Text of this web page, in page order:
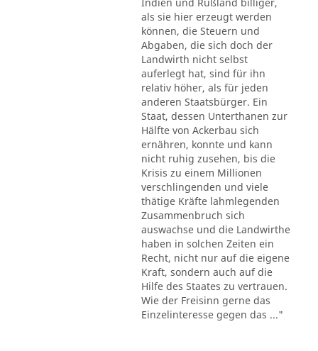
als sie hier erzeugt werden
können, die Steuern und
Abgaben, die sich doch der
Landwirth nicht selbst
auferlegt hat, sind für ihn
relativ höher, als für jeden
anderen Staatsbürger. Ein
Staat, dessen Unterthanen zur
Hälfte von Ackerbau sich
ernähren, konnte und kann
nicht ruhig zusehen, bis die
Krisis zu einem Millionen
verschlingenden und viele
thätige Kräfte lahmlegenden
Zusammenbruch sich
auswachse und die Landwirthe
haben in solchen Zeiten ein
Recht, nicht nur auf die eigene
Kraft, sondern auch auf die
Hilfe des Staates zu vertrauen.
Wie der Freisinn gerne das
Einzelinteresse gegen das ..."